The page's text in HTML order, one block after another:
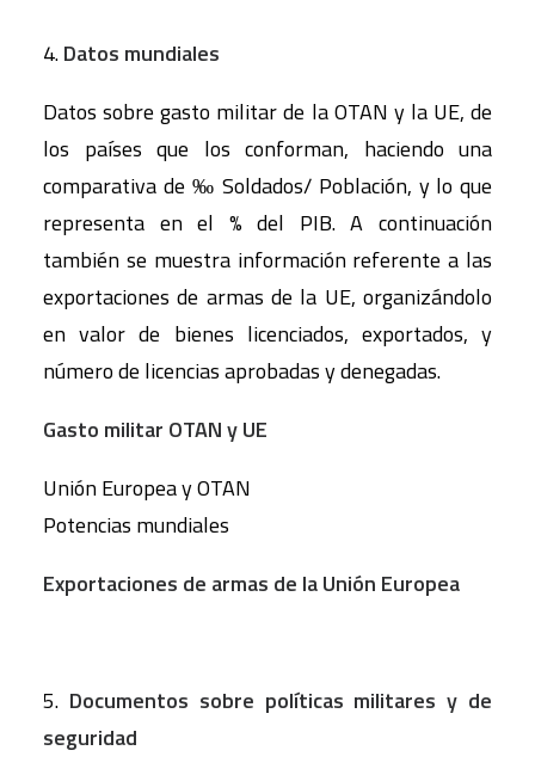
4.Datos mundiales
Datos sobre gasto militar de la OTAN y la UE, de
los países que los conforman, haciendo una
comparativa de ‰ Soldados/ Población, y lo que
representa en el % del PIB. A continuación
también se muestra información referente a las
exportaciones de armas de la UE, organizándolo
en valor de bienes licenciados, exportados, y
número de licencias aprobadas y denegadas.
Gasto militar OTAN y UE
Unión Europea y OTAN
Potencias mundiales
Exportaciones de armas de la Unión Europea
5. Documentos sobre políticas militares y de
seguridad